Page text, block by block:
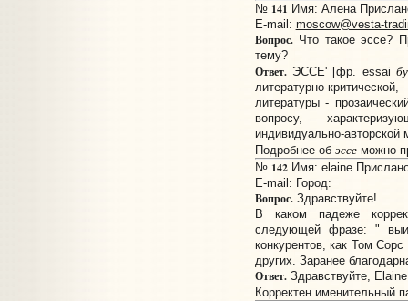
№ 141 Имя: Алена
E-mail: moscow@vesta-
Вопрос.Что такое эссе?
тему?
Ответ.ЭССЕ' [фр. essai
литературно-
литературы -
вопросу,
индивидуально-авторской
Подробнее об эссеможно
№ 142Имя: elaine
E-mail: Город:
Вопрос.Здравствуйте!
В каком падеже
следующей фразе: "
конкурентов, как Том
других. Заранее
Ответ.Здравствуйте,
Корректен именительный